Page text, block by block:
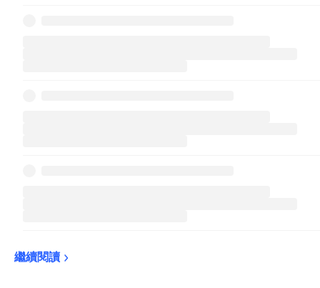
繼續閱讀